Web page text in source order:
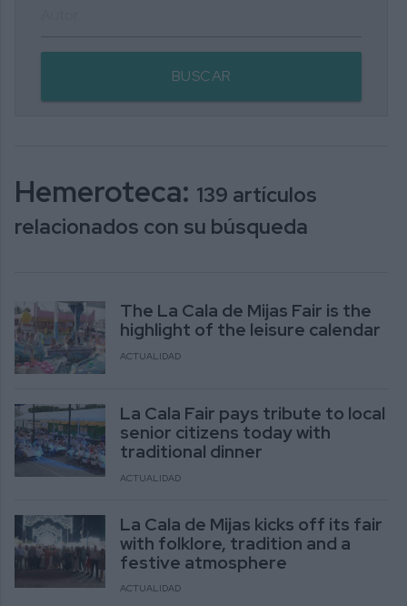
BUSCAR
Hemeroteca: 139 artículos
relacionados con su búsqueda
The La Cala de Mijas Fair is the
highlight of the leisure calendar
ACTUALIDAD
La Cala Fair pays tribute to local
senior citizens today with
traditional dinner
ACTUALIDAD
La Cala de Mijas kicks off its fair
with folklore, tradition and a
festive atmosphere
ACTUALIDAD